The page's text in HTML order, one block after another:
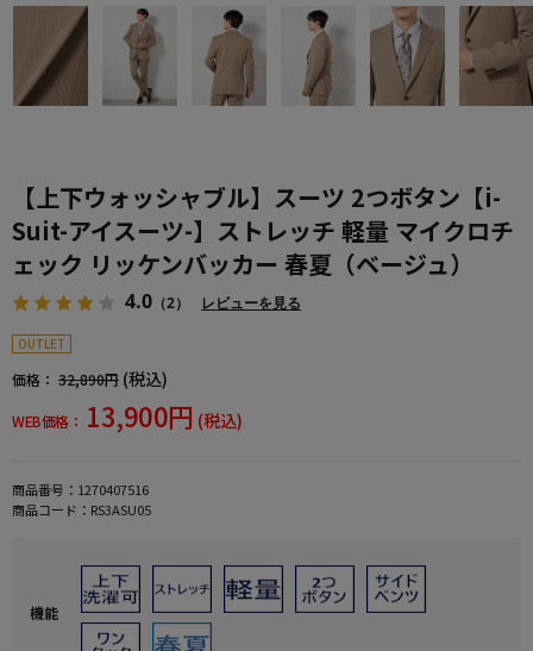
【上下ウォッシャブル】スーツ 2つボタン【i-
Suit-アイスーツ-】ストレッチ 軽量 マイクロチ
ェック リッケンバッカー 春夏（ベージュ）
4.0 （2） レビューを見る
OUTLET
価格： 32,890円 (税込)
WEB価格： 13,900円 (税込)
商品番号： 1270407516
商品コード： RS3ASU05
機能